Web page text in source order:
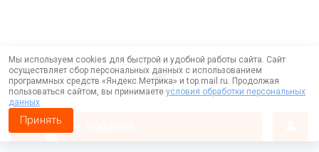
Мы используем cookies для быстрой и удобной работы сайта. Сайт
осуществляет сбор персональных данных с использованием
программных средств «Яндекс.Метрика» и top.mail.ru. Продолжая
пользоваться сайтом, вы принимаете условия обработки персональных
данных
Принять